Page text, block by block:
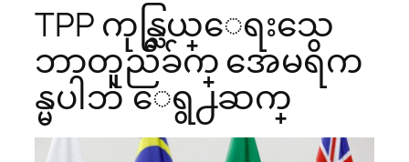
TPP ကုန္သြယ္ေရးသေ
ဘာတူညီခ်က္ အေမရိက
န္မပါဘဲ ေရွ႕ဆက္